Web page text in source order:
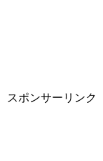
スポンサーリンク